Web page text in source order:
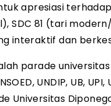
apresiasi
81 (tari
interaktif dan
parade
UNDIP, UB, UPI,
Universitas